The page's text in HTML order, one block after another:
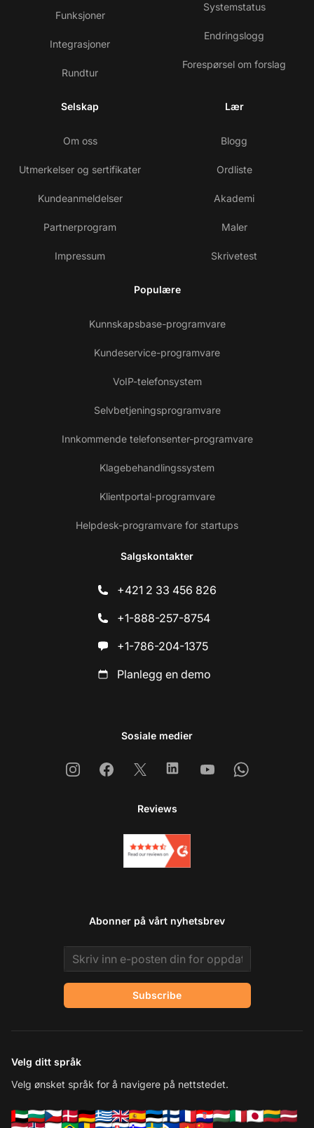
Funksjoner
Integrasjoner
Rundtur
Systemstatus
Endringslogg
Forespørsel om forslag
Selskap
Om oss
Utmerkelser og sertifikater
Kundeanmeldelser
Partnerprogram
Impressum
Lær
Blogg
Ordliste
Akademi
Maler
Skrivetest
Populære
Kunnskapsbase-programvare
Kundeservice-programvare
VoIP-telefonsystem
Selvbetjeningsprogramvare
Innkommende telefonsenter-programvare
Klagebehandlingssystem
Klientportal-programvare
Helpdesk-programvare for startups
Salgskontakter
+421 2 33 456 826
+1-888-257-8754
+1-786-204-1375
Planlegg en demo
Sosiale medier
InstagramFacebook
X LinkedinYoutubeWhatsapp
Reviews
Abonner på vårt nyhetsbrev
Email address
Subscribe
Velg ditt språk
Velg ønsket språk for å navigere på nettstedet.